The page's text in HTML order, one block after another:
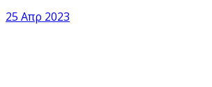
25 Απρ 2023